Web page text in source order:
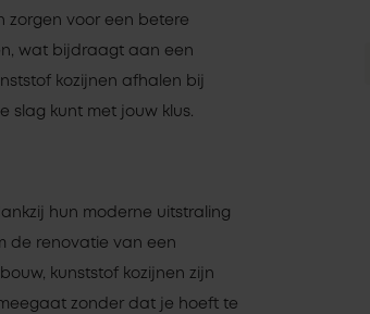
zorgen voor een betere
wat bijdraagt aan een
kozijnen afhalen bij
slag kunt met jouw klus.
hun moderne uitstraling
de renovatie van een
kunststof kozijnen zijn
zonder dat je hoeft te